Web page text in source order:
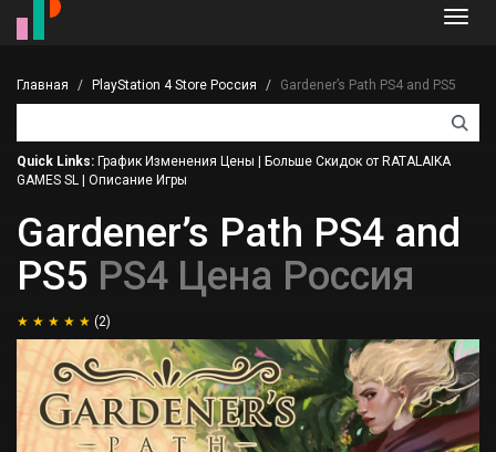
Главная PlayStation 4 Store Россия Gardener’s Path PS4 and PS5
Quick Links: График Изменения Цены
Больше Скидок от RATALAIKA
GAMES SL
Описание Игры
Gardener’s Path PS4 and
PS5 PS4 Цена Россия
(2)